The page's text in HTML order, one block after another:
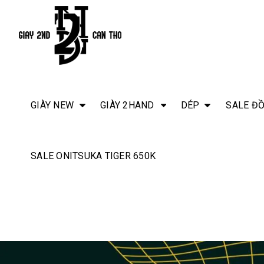
GIÀY NEW GIÀY 2HAND DÉP SALE
SALE ONITSUKA TIGER 650K